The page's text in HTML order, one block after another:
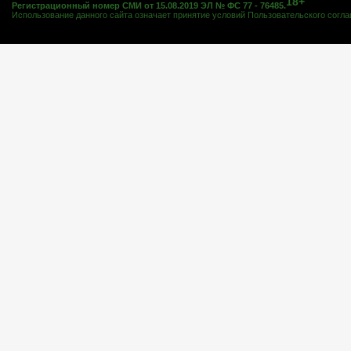
Регистрационный номер СМИ от 15.08.2019 ЭЛ № ФС 77 - 76485.
Использование данного сайта означает принятие условий Пользовательского